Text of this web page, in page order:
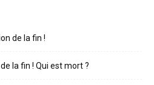
de la fin !
la fin ! Qui est mort ?